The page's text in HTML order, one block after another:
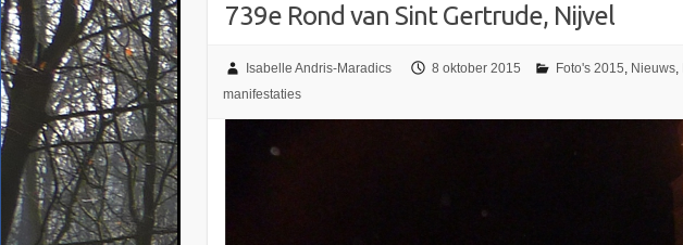
739e Rond van Sint Gertrude, Nijvel
Isabelle Andris-Maradics 8 oktober 2015 Foto's 2015, Nieuws,
manifestaties